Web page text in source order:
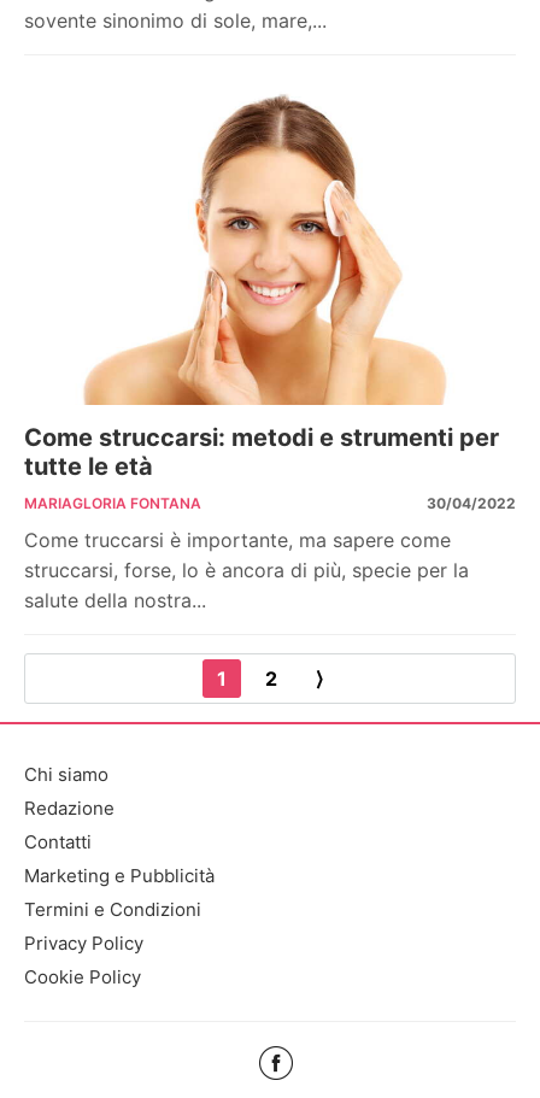
sovente sinonimo di sole, mare,...
Come struccarsi: metodi e strumenti per
tutte le età
MARIAGLORIA FONTANA 30/04/2022
Come truccarsi è importante, ma sapere come
struccarsi, forse, lo è ancora di più, specie per la
salute della nostra...
1 2 ⟩
Chi siamo
Redazione
Contatti
Marketing e Pubblicità
Termini e Condizioni
Privacy Policy
Cookie Policy